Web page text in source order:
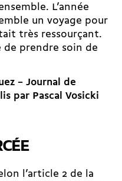
L’année
un voyage pour
très ressourçant.
de prendre soin de
– Journal de
par Pascal Vosicki
l’article 2 de la